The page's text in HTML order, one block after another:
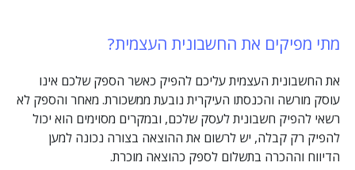
מתי מפיקים את החשבונית העצמית?
את החשבונית העצמית עליכם להפיק כאשר הספק שלכם אינו
עוסק מורשה והכנסתו העיקרית נובעת ממשכורת. מאחר והספק לא
רשאי להפיק חשבונית לעסק שלכם, ובמקרים מסוימים הוא יכול
להפיק רק קבלה, יש לרשום את ההוצאה בצורה נכונה למען
הדיווח וההכרה בתשלום לספק כהוצאה מוכרת.